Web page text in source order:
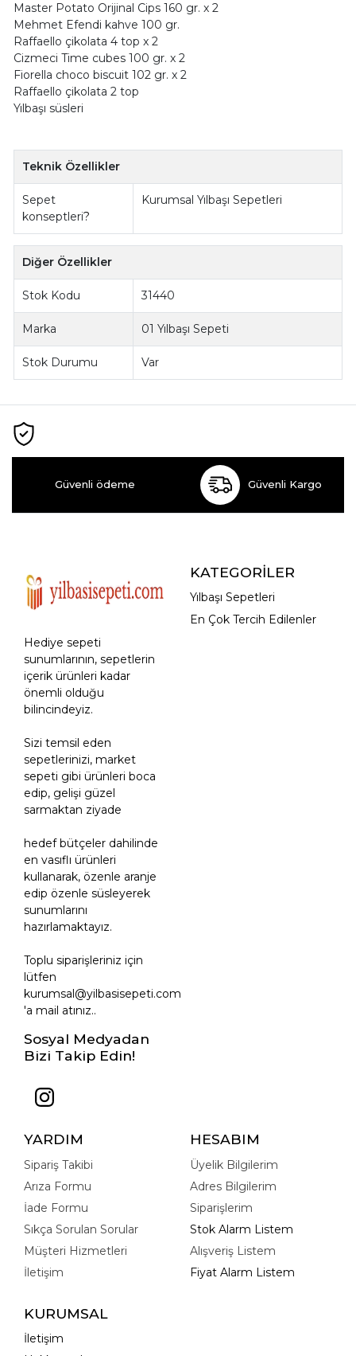
Master Potato Orijinal Cips 160 gr. x 2
Mehmet Efendi kahve 100 gr.
Raffaello çikolata 4 top x 2
Cizmeci Time cubes 100 gr. x 2
Fiorella choco biscuit 102 gr. x 2
Raffaello çikolata 2 top
Yılbaşı süsleri
Teknik Özellikler
Sepet
konseptleri?
Kurumsal Yılbaşı Sepetleri
Diğer Özellikler
Stok Kodu 31440
Marka 01 Yılbaşı Sepeti
Stok Durumu Var
Güvenli ödeme Güvenli Kargo
Hediye sepeti
sunumlarının, sepetlerin
içerik ürünleri kadar
önemli olduğu
bilincindeyiz.
Sizi temsil eden
sepetlerinizi, market
sepeti gibi ürünleri boca
edip, gelişi güzel
sarmaktan ziyade
hedef bütçeler dahilinde
en vasıflı ürünleri
kullanarak, özenle aranje
edip özenle süsleyerek
sunumlarını
hazırlamaktayız.
Toplu siparişleriniz için
lütfen
kurumsal@yilbasisepeti.com
'a mail atınız..
Sosyal Medyadan
Bizi Takip Edin!
KATEGORİLER
Yılbaşı Sepetleri
En Çok Tercih Edilenler
YARDIM
Sipariş Takibi
Arıza Formu
İade Formu
Sıkça Sorulan Sorular
Müşteri Hizmetleri
İletişim
HESABIM
Üyelik Bilgilerim
Adres Bilgilerim
Siparişlerim
Stok Alarm Listem
Alışveriş Listem
Fiyat Alarm Listem
KURUMSAL
İletişim